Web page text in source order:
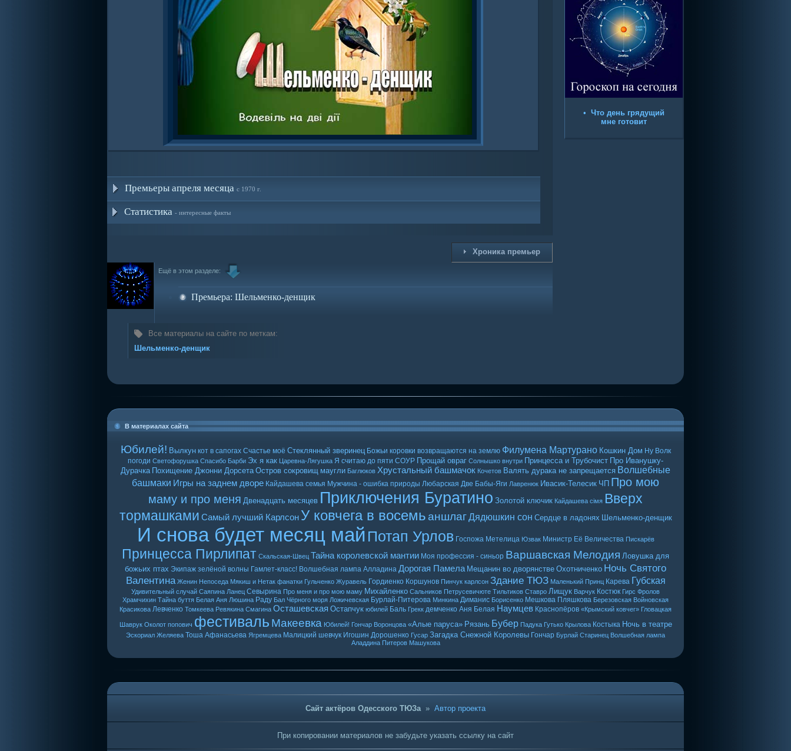
Премьеры апреля месяца с 1970 г.
Статистика - интересные факты
Хроника премьер
Ещё в этом разделе:
Премьера: Шельменко-денщик
Все материалы на сайте по меткам:
Шельменко-денщик
• Что день грядущий
мне готовит
В материалах сайта
Юбилей! Вылкун кот в сапогах Счастье моё Стеклянный зверинец Божьи коровки возвращаются на землю Филумена Мартурано Кошкин Дом Ну Волк
погоди Светофорушка Спасибо Барби Эх я как Царевна-Лягушка Я считаю до пяти СОУР Прощай овраг Солнышко внутри Принцесса и Трубочист Про Иванушку-
Дурачка Похищение Джонни Дорсета Остров сокровищ маугли Баглюков Хрустальный башмачок Кочетов Валять дурака не запрещается Волшебные
башмаки Игры на заднем дворе Кайдашева семья Мужчина - ошибка природы Любарская Две Бабы-Яги Лавренюк Ивасик-Телесик ЧП Про мою
маму и про меня Двенадцать месяцев Приключения Буратино Золотой ключик Кайдашева сiмя Вверх
тормашками Самый лучший Карлсон У ковчега в восемь аншлаг Дядюшкин сон Сердце в ладонях Шельменко-денщик
И снова будет месяц май Потап Урлов Госпожа Метелица Юзвак Министр Её Величества Пискарёв
Принцесса Пирлипат Скальская-Швец Тайна королевской мантии Моя профессия - синьор Варшавская Мелодия Ловушка для
божьих птах Экипаж зелёной волны Гамлет-класс! Волшебная лампа Алладина Дорогая Памела Мещанин во дворянстве Охотниченко Ночь Святого
Валентина Женин Непоседа Мякиш и Нетак фанатки Гульченко Журавель Гордиенко Коршунов Пинчук карлсон Здание ТЮЗ Маленький Принц Карева Губская
Удивительный случай Саяпина Ланец Севырина Про меня и про мою маму Михайленко Сальников Петрусевичюте Тильтиков Ставро Лищук Варчук Костюк Гирс Фролов
Храмчихин Тайна буття Белая Аня Люшина Раду Бал Чёрного моря Ложичевская Бурлай-Питерова Минкина Диманис Борисенко Мешкова Пляшкова Березовская Войновская
Красикова Левченко Томкеева Ревякина Смагина Осташевская Остапчук юбилей Баль Грекк демченко Аня Белая Наумцев Краснопёров «Крымский ковчег» Гловацкая
Шаврук Околот попович фестиваль Макеевка Юбилей! Гончар Воронцова «Алые паруса» Рязань Бубер Падука Гутько Крылова Костыка Ночь в театре
Эскориал Желяева Тоша Афанасьева Ягремцева Малицкий шевчук Игошин Дорошенко Гусар Загадка Снежной Королевы Гончар Бурлай Старинец Волшебная лампа
Аладдина Питеров Машукова
Сайт актёров Одесского ТЮЗа» Автор проекта
При копировании материалов не забудьте указать ссылку на сайт